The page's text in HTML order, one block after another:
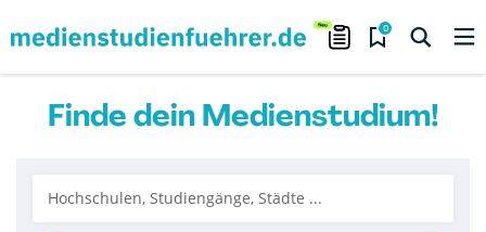
0
Finde dein Medienstudium!